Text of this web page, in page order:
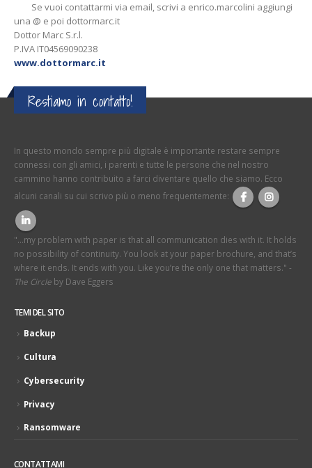
Se vuoi contattarmi via email, scrivi a enrico.marcolini aggiungi
una @ e poi dottormarc.it
Dottor Marc S.r.l.
P.IVA IT04569090238
www.dottormarc.it
Restiamo in contatto!
In questo mondo sempre più digitale è importante restare sempre
connessi con gli amici, i parenti e tutte le persone che nel nostro
cammino hanno contribuito a farci diventare quello che siamo. Ecco
alcuni canali su cui scrivo più o meno frequentemente:
"...my problem with paper is that all communication dies with it. It holds
no possibility of continuity. You look at your paper brochure, and that’s
where it ends. It ends with you. Like you’re the only one that matters." -
The Circle by Dave Eggers
TEMI DEL SITO
Backup
Cultura
Cybersecurity
Privacy
Ransomware
CONTATTAMI